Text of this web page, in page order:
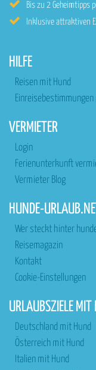
Bis zu 2 Geheimtipps
Inklusive attraktiven
HILFE
Reisen mit Hund
Einreisebestimmungen
VERMIETER
Login
Ferienunterkunft
Vermieter Blog
HUNDE-URLAUB.NET
Wer steckt hinter
Reisemagazin
Kontakt
Cookie-Einstellungen
URLAUBSZIELE MIT
Deutschland mit Hund
Österreich mit Hund
Italien mit Hund